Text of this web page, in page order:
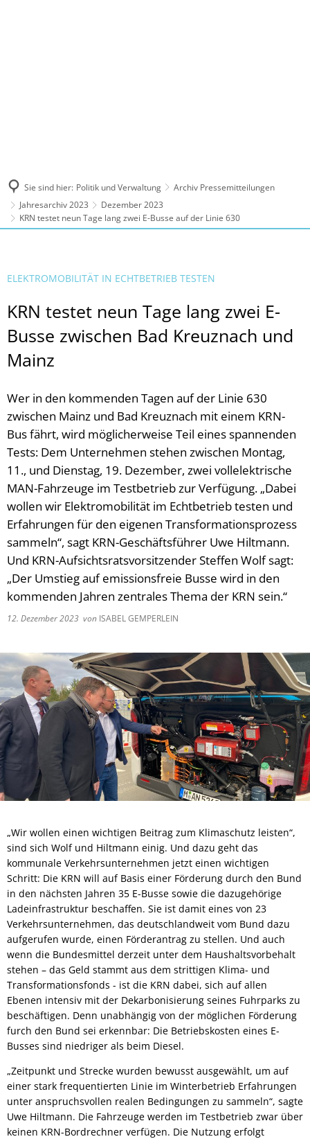
Sie sind hier: Politik und Verwaltung
Archiv Pressemitteilungen
Jahresarchiv 2023
Dezember 2023
KRN testet neun Tage lang zwei E-Busse auf der Linie 630
ELEKTROMOBILITÄT IN ECHTBETRIEB TESTEN
KRN testet neun Tage lang zwei E-
Busse zwischen Bad Kreuznach und
Mainz
Wer in den kommenden Tagen auf der Linie 630
zwischen Mainz und Bad Kreuznach mit einem KRN-
Bus fährt, wird möglicherweise Teil eines spannenden
Tests: Dem Unternehmen stehen zwischen Montag,
11., und Dienstag, 19. Dezember, zwei vollelektrische
MAN-Fahrzeuge im Testbetrieb zur Verfügung. „Dabei
wollen wir Elektromobilität im Echtbetrieb testen und
Erfahrungen für den eigenen Transformationsprozess
sammeln“, sagt KRN-Geschäftsführer Uwe Hiltmann.
Und KRN-Aufsichtsratsvorsitzender Steffen Wolf sagt:
„Der Umstieg auf emissionsfreie Busse wird in den
kommenden Jahren zentrales Thema der KRN sein.“
12. Dezember 2023 von ISABEL GEMPERLEIN
„Wir wollen einen wichtigen Beitrag zum Klimaschutz leisten“,
sind sich Wolf und Hiltmann einig. Und dazu geht das
kommunale Verkehrsunternehmen jetzt einen wichtigen
Schritt: Die KRN will auf Basis einer Förderung durch den Bund
in den nächsten Jahren 35 E-Busse sowie die dazugehörige
Ladeinfrastruktur beschaffen. Sie ist damit eines von 23
Verkehrsunternehmen, das deutschlandweit vom Bund dazu
aufgerufen wurde, einen Förderantrag zu stellen. Und auch
wenn die Bundesmittel derzeit unter dem Haushaltsvorbehalt
stehen – das Geld stammt aus dem strittigen Klima- und
Transformationsfonds - ist die KRN dabei, sich auf allen
Ebenen intensiv mit der Dekarbonisierung seines Fuhrparks zu
beschäftigen. Denn unabhängig von der möglichen Förderung
furch den Bund sei erkennbar: Die Betriebskosten eines E-
Busses sind niedriger als beim Diesel.
„Zeitpunkt und Strecke wurden bewusst ausgewählt, um auf
einer stark frequentierten Linie im Winterbetrieb Erfahrungen
unter anspruchsvollen realen Bedingungen zu sammeln“, sagte
Uwe Hiltmann. Die Fahrzeuge werden im Testbetrieb zwar über
keinen KRN-Bordrechner verfügen. Die Nutzung erfolgt